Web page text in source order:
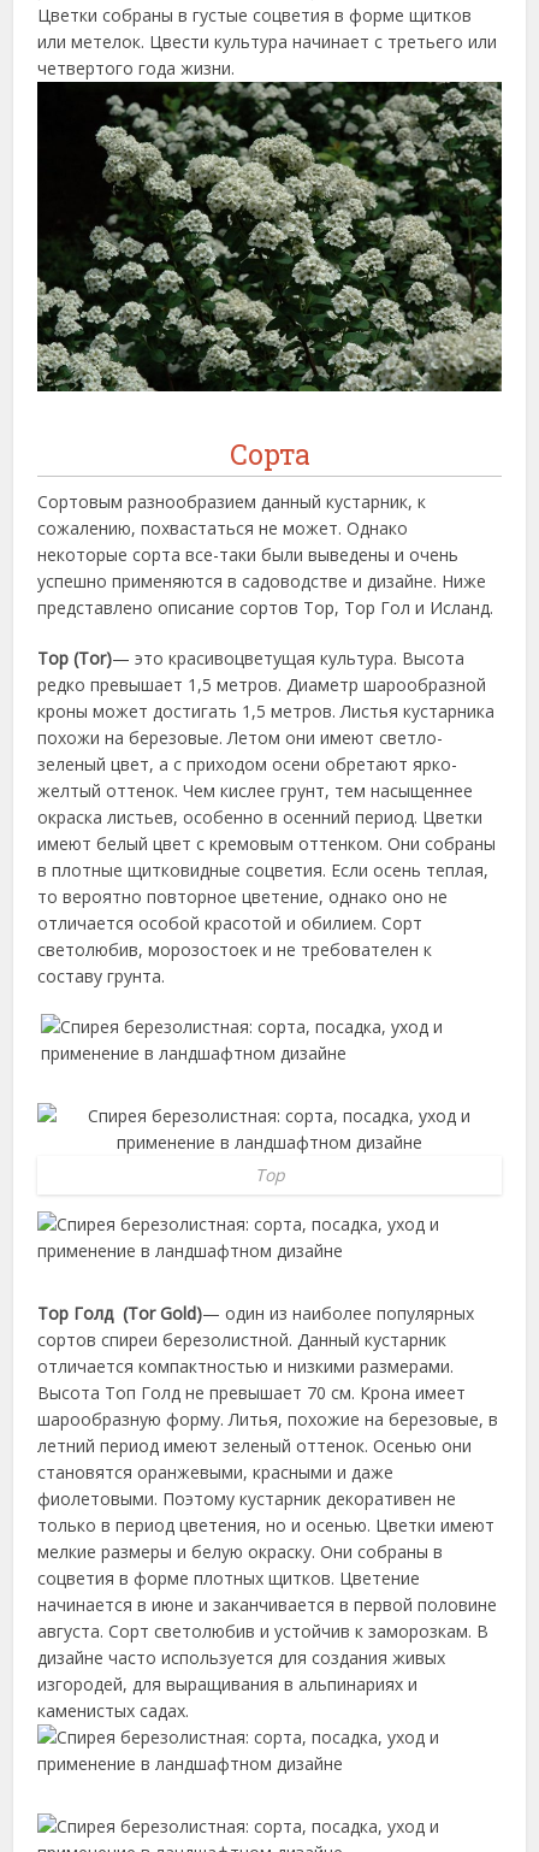
Цветки собраны в густые соцветия в форме щитков
или метелок. Цвести культура начинает с третьего или
четвертого года жизни.
Сорта
Сортовым разнообразием данный кустарник, к
сожалению, похвастаться не может. Однако
некоторые сорта все-таки были выведены и очень
успешно применяются в садоводстве и дизайне. Ниже
представлено описание сортов Тор, Тор Гол и Исланд.
Тор (Tor)— это красивоцветущая культура. Высота
редко превышает 1,5 метров. Диаметр шарообразной
кроны может достигать 1,5 метров. Листья кустарника
похожи на березовые. Летом они имеют светло-
зеленый цвет, а с приходом осени обретают ярко-
желтый оттенок. Чем кислее грунт, тем насыщеннее
окраска листьев, особенно в осенний период. Цветки
имеют белый цвет с кремовым оттенком. Они собраны
в плотные щитковидные соцветия. Если осень теплая,
то вероятно повторное цветение, однако оно не
отличается особой красотой и обилием. Сорт
светолюбив, морозостоек и не требователен к
составу грунта.
Тор
Тор Голд (Tor Gold)— один из наиболее популярных
сортов спиреи березолистной. Данный кустарник
отличается компактностью и низкими размерами.
Высота Топ Голд не превышает 70 см. Крона имеет
шарообразную форму. Литья, похожие на березовые, в
летний период имеют зеленый оттенок. Осенью они
становятся оранжевыми, красными и даже
фиолетовыми. Поэтому кустарник декоративен не
только в период цветения, но и осенью. Цветки имеют
мелкие размеры и белую окраску. Они собраны в
соцветия в форме плотных щитков. Цветение
начинается в июне и заканчивается в первой половине
августа. Сорт светолюбив и устойчив к заморозкам. В
дизайне часто используется для создания живых
изгородей, для выращивания в альпинариях и
каменистых садах.